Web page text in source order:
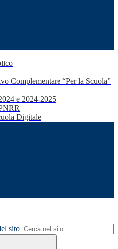
Complementare “Per la Scuola”
e 2024-2025
Digitale
sito